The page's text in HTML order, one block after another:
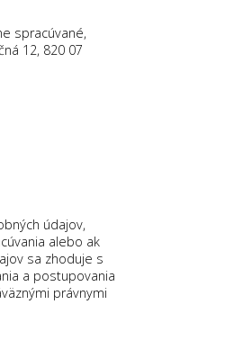
spracúvané,
12, 820 07
údajov,
alebo ak
sa zhoduje s
a postupovania
právnymi